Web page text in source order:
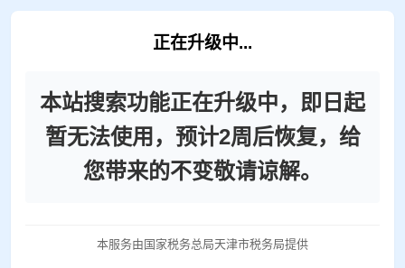
正在升级中...
本站搜索功能正在升级中，即日起
暂无法使用，预计2周后恢复，给
您带来的不变敬请谅解。
本服务由国家税务总局天津市税务局提供